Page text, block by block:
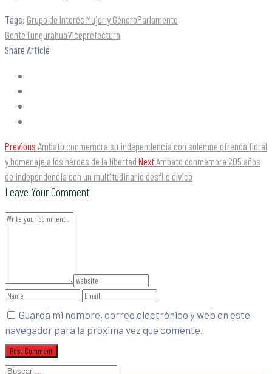
Tags: Grupo de Interés Mujer y GéneroParlamento
GenteTungurahuaViceprefectura
Share Article
Previous Ambato conmemora su independencia con solemne ofrenda floral
y homenaje a los héroes de la libertad Next Ambato conmemora 205 años
de independencia con un multitudinario desfile cívico
Leave Your Comment
Guarda mi nombre, correo electrónico y web en este
navegador para la próxima vez que comente.